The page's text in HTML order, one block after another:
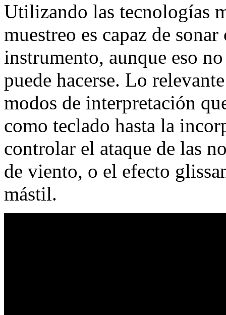
Utilizando las tecnologías
muestreo es capaz de
instrumento, aunque eso
puede hacerse. Lo
modos de interpretación
como teclado hasta la
controlar el ataque de las
de viento, o el efecto
mástil.